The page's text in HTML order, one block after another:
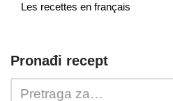
Les recettes en français
Pronađi recept